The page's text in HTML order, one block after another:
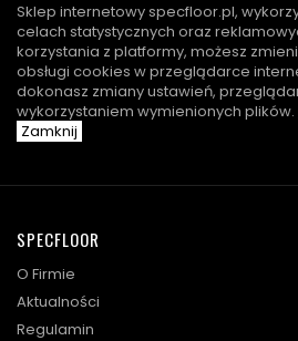
Sklep internetowy specfloor.pl,
celach statystycznych oraz
korzystania z platformy, możesz
obsługi cookies w przeglądarce
dokonasz zmiany ustawień,
wykorzystaniem wymienionych plików.
Zamknij
SPECFLOOR
O Firmie
Aktualności
Regulamin